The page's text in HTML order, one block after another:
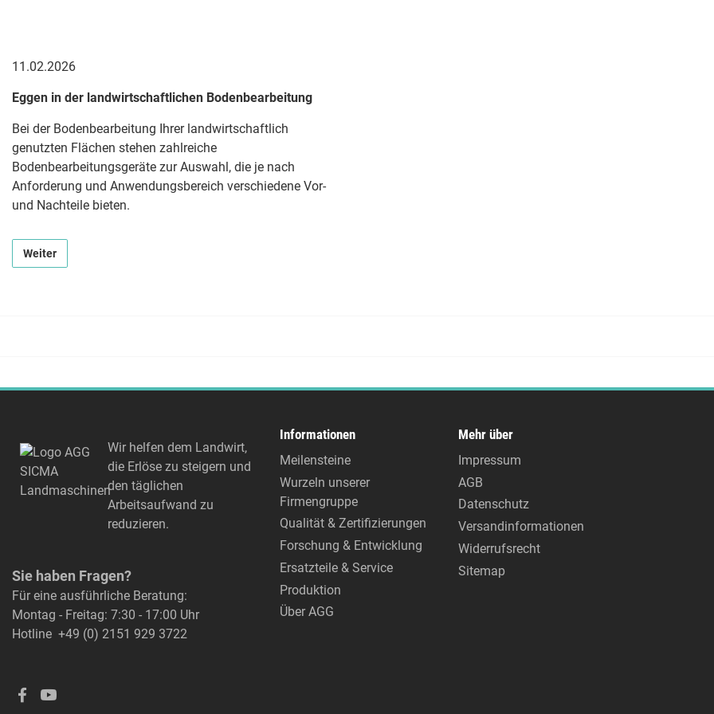
11.02.2026
Eggen in der landwirtschaftlichen Bodenbearbeitung
Bei der Bodenbearbeitung Ihrer landwirtschaftlich
genutzten Flächen stehen zahlreiche
Bodenbearbeitungsgeräte zur Auswahl, die je nach
Anforderung und Anwendungsbereich verschiedene Vor-
und Nachteile bieten.
Weiter
Wir helfen dem Landwirt,
die Erlöse zu steigern und
den täglichen
Arbeitsaufwand zu
reduzieren.
Sie haben Fragen?
Für eine ausführliche Beratung:
Montag - Freitag: 7:30 - 17:00 Uhr
Hotline +49 (0) 2151 929 3722
Informationen
Meilensteine
Wurzeln unserer
Firmengruppe
Qualität & Zertifizierungen
Forschung & Entwicklung
Ersatzteile & Service
Produktion
Über AGG
Mehr über
Impressum
AGB
Datenschutz
Versandinformationen
Widerrufsrecht
Sitemap